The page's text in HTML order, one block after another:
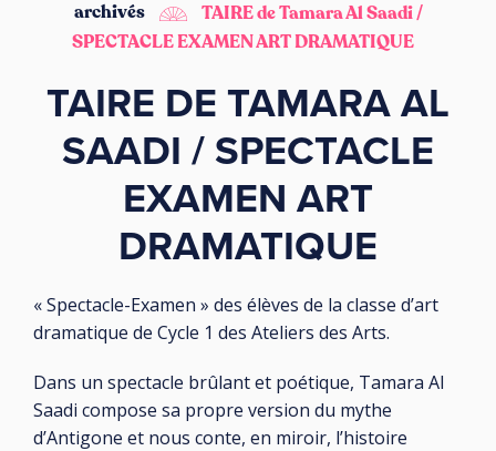
archivés
TAIRE de Tamara Al Saadi /
SPECTACLE EXAMEN ART DRAMATIQUE
TAIRE DE TAMARA AL
SAADI / SPECTACLE
EXAMEN ART
DRAMATIQUE
« Spectacle-Examen » des élèves de la classe d’art
dramatique de Cycle 1 des Ateliers des Arts.
Dans un spectacle brûlant et poétique, Tamara Al
Saadi compose sa propre version du mythe
d’Antigone et nous conte, en miroir, l’histoire